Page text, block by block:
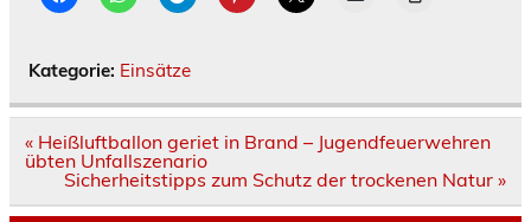
Kategorie: Einsätze
Beitragsnavigation
« Heißluftballon geriet in Brand – Jugendfeuerwehren
übten Unfallszenario
Sicherheitstipps zum Schutz der trockenen Natur »